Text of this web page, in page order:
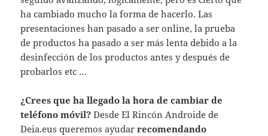
ha cambiado mucho la forma de hacerlo. Las
presentaciones han pasado a ser online, la prueba
de productos ha pasado a ser más lenta debido a la
desinfección de los productos antes y después de
probarlos etc …
¿Crees que ha llegado la hora de cambiar de
teléfono móvil? Desde El Rincón Androide de
Deia.eus queremos ayudarrecomendando